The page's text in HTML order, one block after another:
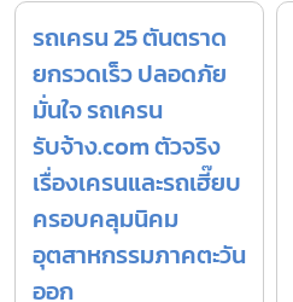
รถเครน 25 ตันตราด
ยกรวดเร็ว ปลอดภัย
มั่นใจ รถเครน
รับจ้าง.com ตัวจริง
เรื่องเครนและรถเฮี๊ยบ
ครอบคลุมนิคม
อุตสาหกรรมภาคตะวัน
ออก